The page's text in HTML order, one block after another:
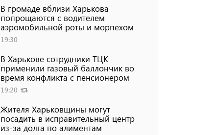
В громаде вблизи Харькова
попрощаются с водителем
аэромобильной роты и морпехом
19:30
В Харькове сотрудники ТЦК
применили газовый баллончик во
время конфликта с пенсионером
19:20
Жителя Харьковщины могут
посадить в исправительный центр
из-за долга по алиментам